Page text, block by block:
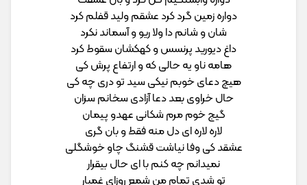
دواره زمین گرد کرد عشقم ولید قفلم کرد
شان و شانم دا ولا ریو و آسماند نکرد
داغ دیورید پرنسس و کهکشان سقوط کرد
هامه ناو یه حالی که و ارتفاع پرش کی
هیچ دعای خوبم نیکی سید تو دری چه کی
حال خراوی بعد دعا آزادی سخانم سزان
گیج خوم مرم شکانی عهدو پیمان
لاره لاره ای دل منه فقط و بان گری
عشقد کی وفا نیاشت قشنگ چاو خوشگلی
نمیدانم چه کنم با ای حال بیقرار
تو شدی تمام من شمع روزای غمبار